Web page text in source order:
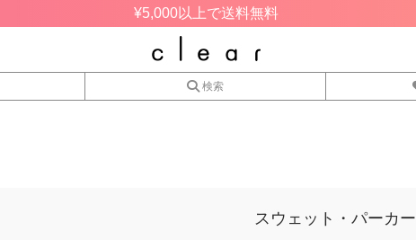
¥5,000以上で送料無料
検索
スウェット・パーカー